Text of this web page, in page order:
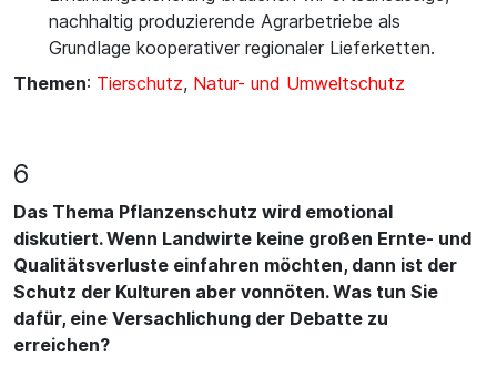
nachhaltig produzierende Agrarbetriebe als
Grundlage kooperativer regionaler Lieferketten.
Themen: Tierschutz, Natur- und Umweltschutz
6
Das Thema Pflanzenschutz wird emotional
diskutiert. Wenn Landwirte keine großen Ernte- und
Qualitätsverluste einfahren möchten, dann ist der
Schutz der Kulturen aber vonnöten. Was tun Sie
dafür, eine Versachlichung der Debatte zu
erreichen?